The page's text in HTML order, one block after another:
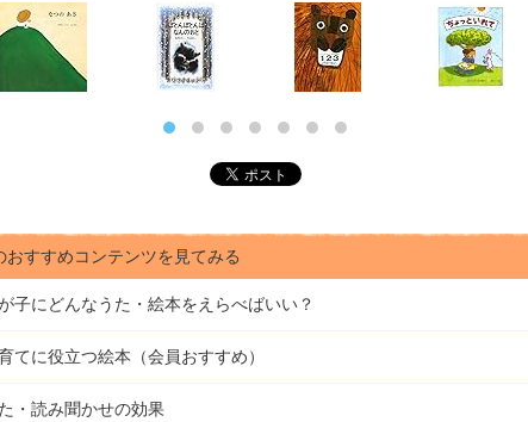
おすすめコンテンツを見てみる
子にどんなうた・絵本をえらべばいい？
てに役立つ絵本（会員おすすめ）
・読み聞かせの効果